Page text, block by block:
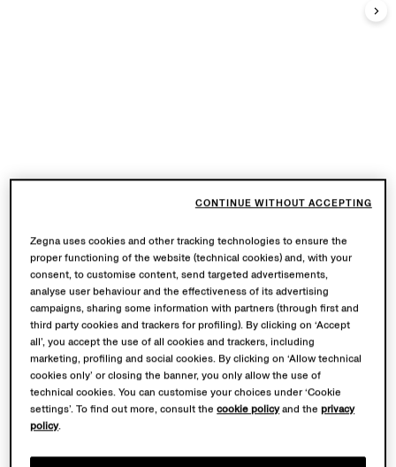
Zegna uses cookies and other tracking technologies to ensure the
proper functioning of the website (technical cookies) and, with your
consent, to customise content, send targeted advertisements,
analyse user behaviour and the effectiveness of its advertising
campaigns, sharing some information with partners (through first and
third party cookies and trackers for profiling). By clicking on ‘Accept
all’, you accept the use of all cookies and trackers, including
marketing, profiling and social cookies. By clicking on ‘Allow technical
cookies only’ or closing the banner, you only allow the use of
technical cookies. You can customise your choices under ‘Cookie
settings’. To find out more, consult thecookie policyand theprivacy
policy.
CONTINUE WITHOUT ACCEPTING